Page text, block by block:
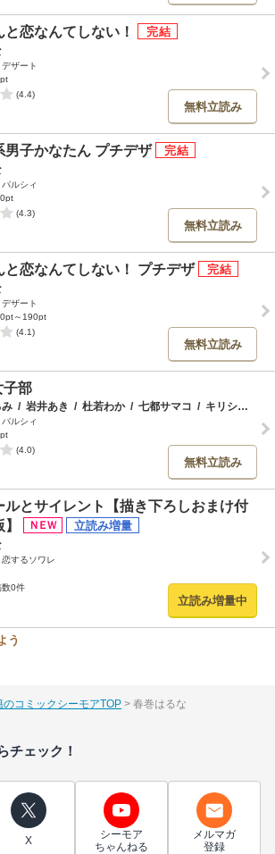
と恋なんてしない！
ザート
(4.4)
無料立読み
男子かなたん プチデザ
ルシィ
(4.3)
無料立読み
と恋なんてしない！ プチデザ
ザート
～190pt
(4.1)
無料立読み
子部
/ 岩井あき / 杜若わか / 七都サマコ / キリシマソウ
ルシィ
(4.0)
無料立読み
ルとサイレント【描き下ろしおまけ付
】
するソワレ
数0件
立読み増量中
う
コミックシーモアTOP 春巻はるな
チェック！
X
シーモア
ちゃんねる
メルマガ
登録